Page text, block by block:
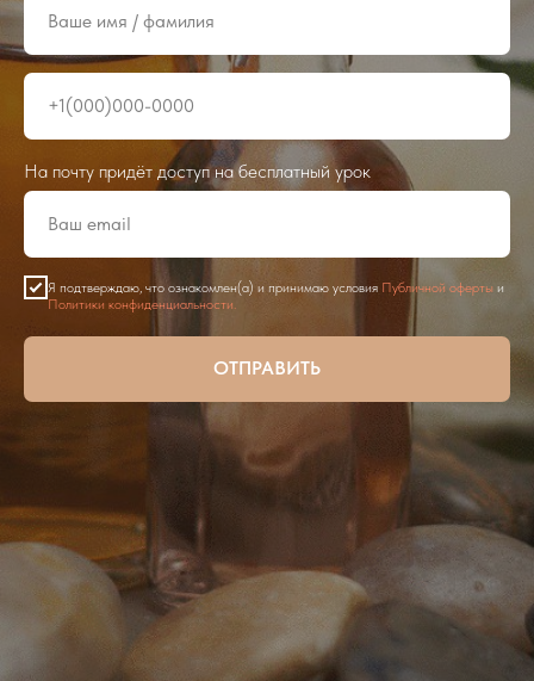
На почту придёт доступ на бесплатный урок
Я подтверждаю, что ознакомлен(а) и принимаю условия Публичной оферты и
Политики конфиденциальности.
ОТПРАВИТЬ